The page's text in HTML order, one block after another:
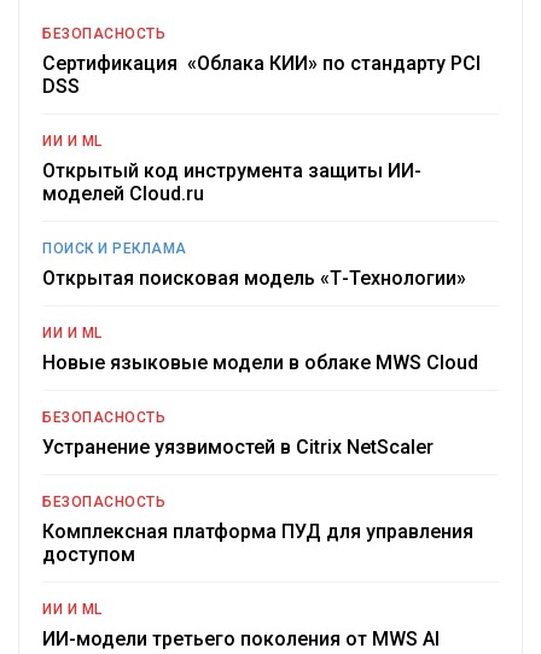
БЕЗОПАСНОСТЬ
Сертификация «Облака КИИ» по стандарту PCI
DSS
ИИ И ML
Открытый код инструмента защиты ИИ-
моделей Cloud.ru
ПОИСК И РЕКЛАМА
Открытая поисковая модель «Т-Технологии»
ИИ И ML
Новые языковые модели в облаке MWS Cloud
БЕЗОПАСНОСТЬ
Устранение уязвимостей в Citrix NetScaler
БЕЗОПАСНОСТЬ
Комплексная платформа ПУД для управления
доступом
ИИ И ML
ИИ-модели третьего поколения от MWS AI